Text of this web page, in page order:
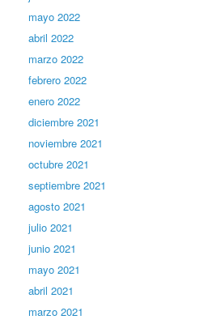
mayo 2022
abril 2022
marzo 2022
febrero 2022
enero 2022
diciembre 2021
noviembre 2021
octubre 2021
septiembre 2021
agosto 2021
julio 2021
junio 2021
mayo 2021
abril 2021
marzo 2021